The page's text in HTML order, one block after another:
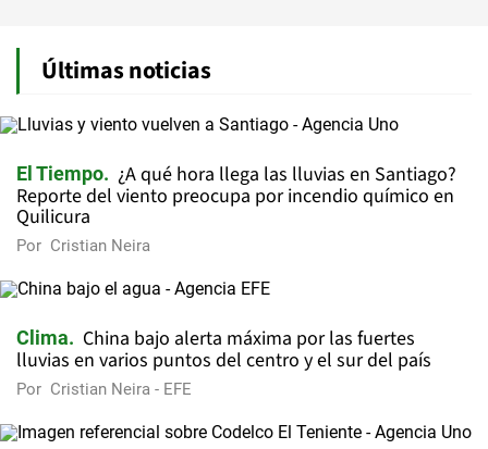
Últimas noticias
El Tiempo
¿A qué hora llega las lluvias en Santiago?
Reporte del viento preocupa por incendio químico en
Quilicura
Por Cristian Neira
Clima
China bajo alerta máxima por las fuertes
lluvias en varios puntos del centro y el sur del país
Por Cristian Neira - EFE